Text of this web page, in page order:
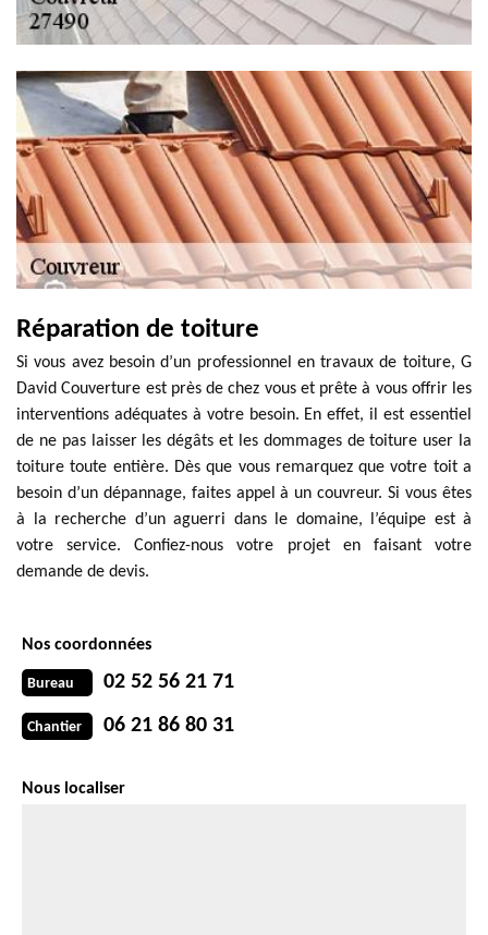
Réparation de toiture
Si vous avez besoin d’un professionnel en travaux de toiture, G
David Couverture est près de chez vous et prête à vous offrir les
interventions adéquates à votre besoin. En effet, il est essentiel
de ne pas laisser les dégâts et les dommages de toiture user la
toiture toute entière. Dès que vous remarquez que votre toit a
besoin d’un dépannage, faites appel à un couvreur. Si vous êtes
à la recherche d’un aguerri dans le domaine, l’équipe est à
votre service. Confiez-nous votre projet en faisant votre
demande de devis.
Nos coordonnées
Bureau 02 52 56 21 71
Chantier 06 21 86 80 31
Nous localiser